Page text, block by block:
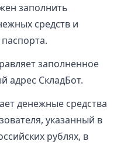
заполнить
средств и
заполненное
адрес СкладБот.
денежные средства
указанный в
рублях, в